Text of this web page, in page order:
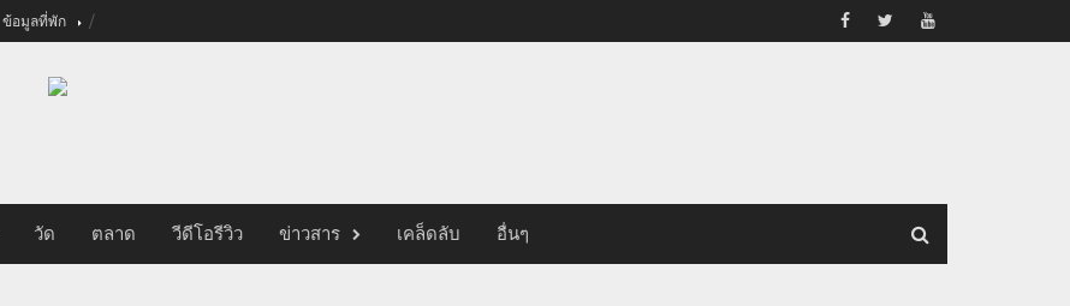
ข้อมูลที่พัก
วัด ตลาด วีดีโอรีวิว ข่าวสาร เคล็ดลับ อื่นๆ